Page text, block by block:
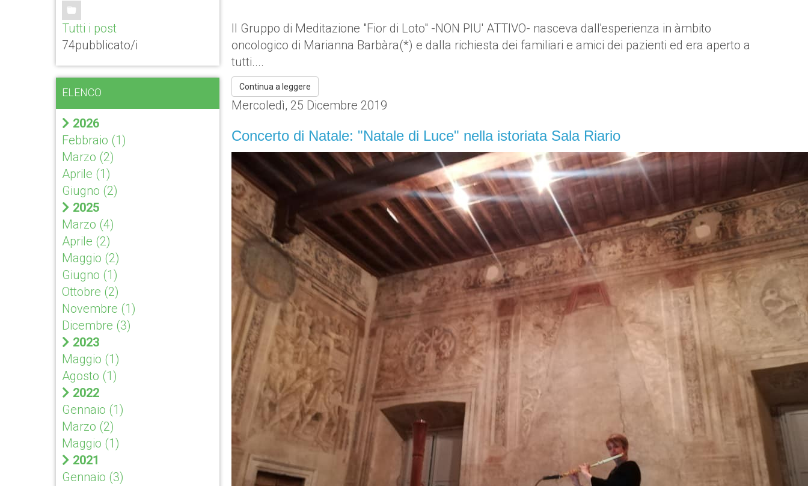
Tutti i post
74pubblicato/i
ELENCO
2026
Febbraio (1)
Marzo (2)
Aprile (1)
Giugno (2)
2025
Marzo (4)
Aprile (2)
Maggio (2)
Giugno (1)
Ottobre (2)
Novembre (1)
Dicembre (3)
2023
Maggio (1)
Agosto (1)
2022
Gennaio (1)
Marzo (2)
Maggio (1)
2021
Gennaio (3)
Il Gruppo di Meditazione "Fior di Loto" -NON PIU' ATTIVO- nasceva dall'esperienza in àmbito
oncologico di Marianna Barbàra(*) e dalla richiesta dei familiari e amici dei pazienti ed era aperto a
tutti....
Continua a leggere
Mercoledì, 25 Dicembre 2019
Concerto di Natale: "Natale di Luce" nella istoriata Sala Riario